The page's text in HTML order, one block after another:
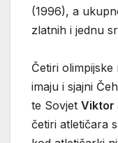
(1996), a
zlatnih i jednu
Četiri
imaju i sjajni Čeh
te Sovjet Viktor
četiri atletičara